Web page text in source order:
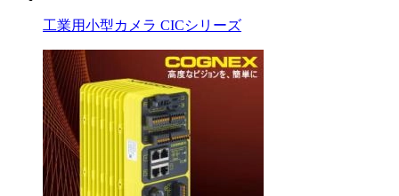
工業用小型カメラ CICシリーズ